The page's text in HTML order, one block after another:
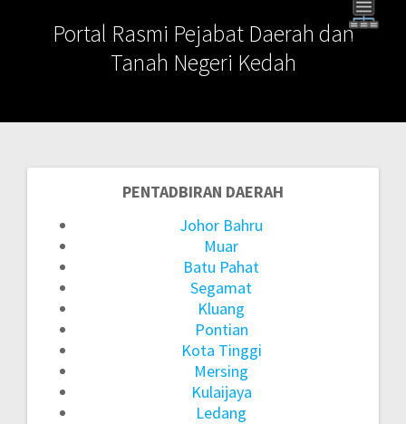
Portal Rasmi Pejabat Daerah dan
Tanah Negeri Kedah
PENTADBIRAN DAERAH
Johor Bahru
Muar
Batu Pahat
Segamat
Kluang
Pontian
Kota Tinggi
Mersing
Kulaijaya
Ledang
Post
navigation